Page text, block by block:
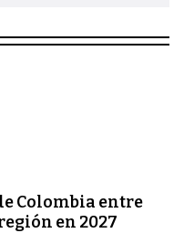
Colombia entre
en 2027